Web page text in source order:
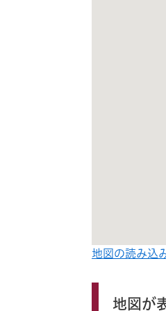
地図の読み込
地図が